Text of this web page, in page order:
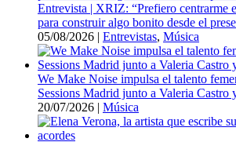
Entrevista | XRIZ: “Prefiero centrarme
para construir algo bonito desde el
05/08/2026 | Entrevistas, Música
We Make Noise impulsa el talento
Sessions Madrid junto a Valeria Castro
20/07/2026 | Música